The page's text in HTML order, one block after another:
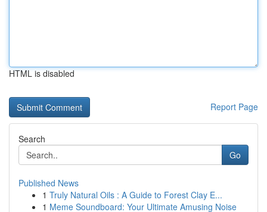
HTML is disabled
Report Page
Search
Go
Published News
1 Truly Natural Oils : A Guide to Forest Clay E...
1 Meme Soundboard: Your Ultimate Amusing Noise